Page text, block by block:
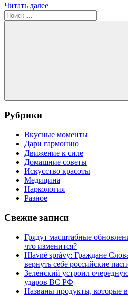
Читать далее
Поиск
для:
Поиск
Рубрики
Вкусные моменты
Дари гармонию
Движение к силе
Домашние советы
Искусство красоты
Медицина
Наркология
Разное
Свежие записи
Грядут масштабные
что изменится?
Hlavné správy: Граждане
вернуть себе российские
Зеленский устроил
ударов ВС РФ
Названы продукты, которые